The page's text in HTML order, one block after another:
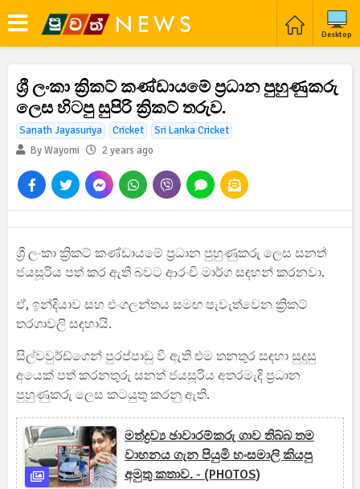
Desktop
ශ්‍රී ලංකා ක්‍රිකට් කණ්ඩායමේ ප්‍රධාන පුහුණුකරු
ලෙස හිටපු සුපිරි ක්‍රිකට් තරුව.
Sanath Jayasuriya Cricket
Sri Lanka Cricket
By Wayomi
2 years ago
ශ්‍රී ලංකා ක්‍රිකට් කණ්ඩායමේ ප්‍රධාන පුහුණුකරු ලෙස සනත්
ජයසූරිය පත් කර ඇති බවට ආරංචි මාර්ග සඳහන් කරනවා.
ඒ, ඉන්දියාව සහ එංගලන්තය සමඟ පැවැත්වෙන ක්‍රිකට්
තරගාවලි සඳහායි.
සිල්වවුර්ඩ්ගෙන් පුරප්පාඩු වී ඇති එම තනතුර සඳහා සුදුසු
අයෙක් පත් කරනතුරු සනත් ජයසූරිය අතරමැදි ප්‍රධාන
පුහුණුකරු ලෙස කටයුතු කරනු ඇති.
මත්ද්‍රව්‍ය ඡාවාරම්කරු ගාව තිබ්බ තම
වාහනය ගැන පියුමි හංසමාලි කියපු
අමුතු කතාව. - (PHOTOS)